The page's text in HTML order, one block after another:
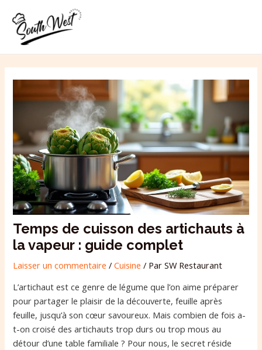
contenu
Temps de cuisson des artichauts à
la vapeur : guide complet
Laisser un commentaire /Cuisine / ParSW Restaurant
L’artichaut est ce genre de légume que l’on aime préparer
pour partager le plaisir de la découverte, feuille après
feuille, jusqu’à son cœur savoureux. Mais combien de fois a-
t-on croisé des artichauts trop durs ou trop mous au
détour d’une table familiale ? Pour nous, le secret réside